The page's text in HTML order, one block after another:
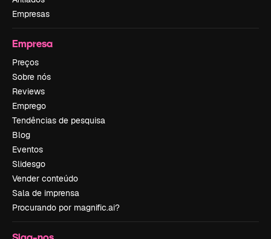
Empresas
Empresa
Preços
Sobre nós
Reviews
Emprego
Tendências de pesquisa
Blog
Eventos
Slidesgo
Vender conteúdo
Sala de imprensa
Procurando por magnific.ai?